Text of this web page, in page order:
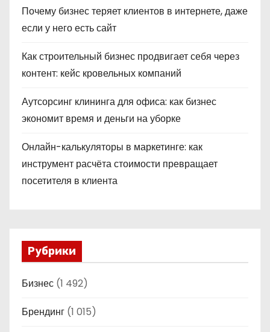
Почему бизнес теряет клиентов в интернете, даже
если у него есть сайт
Как строительный бизнес продвигает себя через
контент: кейс кровельных компаний
Аутсорсинг клининга для офиса: как бизнес
экономит время и деньги на уборке
Онлайн-калькуляторы в маркетинге: как
инструмент расчёта стоимости превращает
посетителя в клиента
Рубрики
Бизнес (1 492)
Брендинг (1 015)